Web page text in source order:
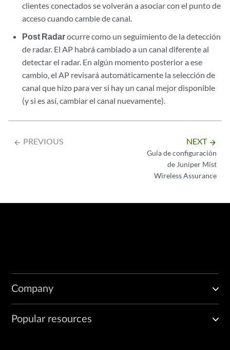
clientes conectados se volverán a asociar con el punto de
acceso cuando cambie de canal.
Post Radarocurre como un seguimiento de la detección
de radar. El AP habrá cambiado a un canal diferente al
detectar el radar. En algún momento posterior a ese
cambio, el AP revisará automáticamente la selección de
canal que hizo para ver si hay un canal mejor disponible
(y si es así, cambiar el canal nuevamente).
arrow_backward PREVIOUS NEXT arrow_forward
Guía de configuración
de Juniper Mist
Wireless Assurance
Company
Popular resources